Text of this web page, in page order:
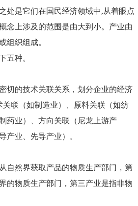
处是它们在国民经济领域中,从着眼点
念上涉及的范围是由大到小。产业由
组织组成。
五种。
切的技术关联关系，划分企业的经济
关联（如制造业）、原料关联（如纺
药业）、方向关联（尼龙上游产
产业、先导产业）。
自然界获取产品的物质生产部门，第
的物质生产部门，第三产业是指非物